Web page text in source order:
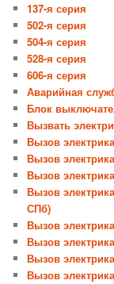
137-я серия
502-я серия
504-я серия
528-я серия
606-я серия
Аварийная
Блок
Вызвать
Вызов
Вызов
Вызов
Вызов
СПб)
Вызов
Вызов
Вызов
Вызов